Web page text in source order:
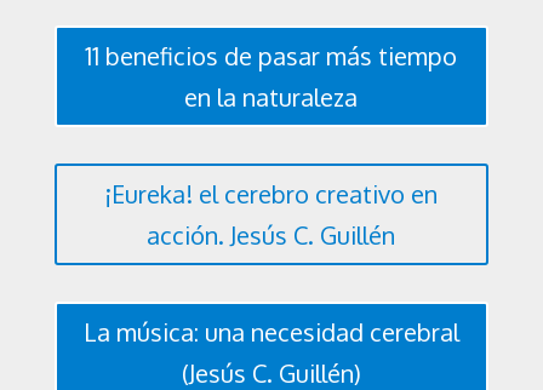
11 beneficios de pasar más tiempo
en la naturaleza
¡Eureka! el cerebro creativo en
acción. Jesús C. Guillén
La música: una necesidad cerebral
(Jesús C. Guillén)